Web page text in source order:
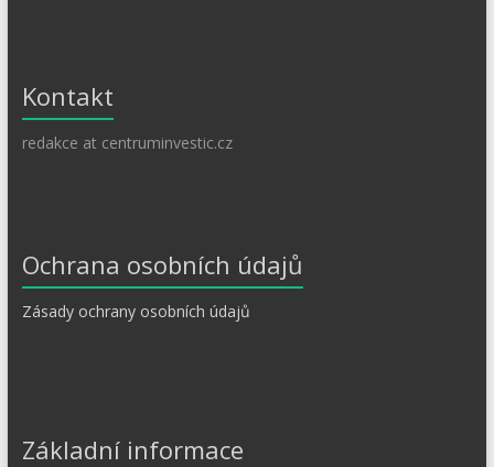
Kontakt
redakce at centruminvestic.cz
Ochrana osobních údajů
Zásady ochrany osobních údajů
Základní informace